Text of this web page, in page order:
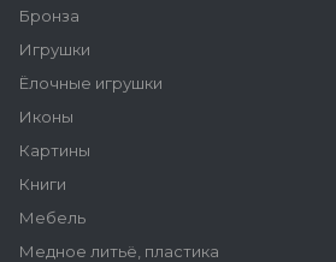
Бронза
Игрушки
Ёлочные игрушки
Иконы
Картины
Книги
Мебель
Медное литьё, пластика